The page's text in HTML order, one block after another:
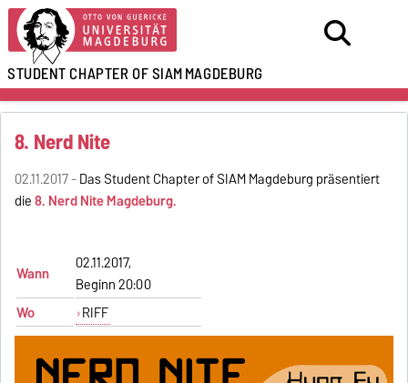
STUDENT CHAPTER OF SIAMMAGDEBURG
8. Nerd Nite
02.11.2017 -Das Student Chapter of SIAM Magdeburg präsentiert
die8. Nerd Nite Magdeburg.
Wann
02.11.2017,
Beginn 20:00
Wo
RIFF